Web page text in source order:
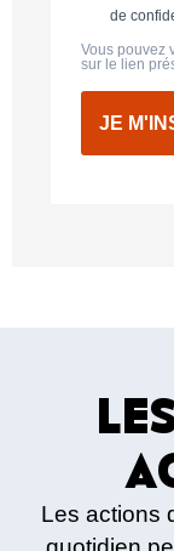
de
Vous pouvez
sur le lien
JE
Les actions